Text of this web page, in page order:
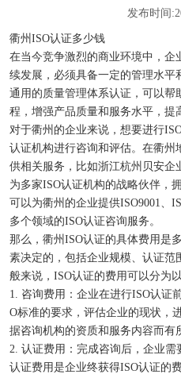
发布时间
衢州ISO认证多少钱
在当今竞争激烈的商业环境中，
续发展，必须具备一定的管理水
通用的质量管理体系认证，可以
程，增强产品质量和服务水平，提
对于衢州的企业来说，想要进行
认证机构进行咨询和评估。在衢州
供相关服务，比如浙江杭州贝安
为多家ISO认证机构的战略伙伴，
可以为衢州的企业提供ISO9001、
多个领域的ISO认证咨询服务。
那么，衢州ISO认证的具体费用是
素决定的，包括企业规模、认证
般来说，ISO认证的费用可以分为
1. 咨询费用：企业在进行ISO认证
O标准的要求，评估企业的现状，
据咨询机构的资质和服务内容而有
2. 认证费用：完成咨询后，企业需
认证费用是企业终获得ISO认证的